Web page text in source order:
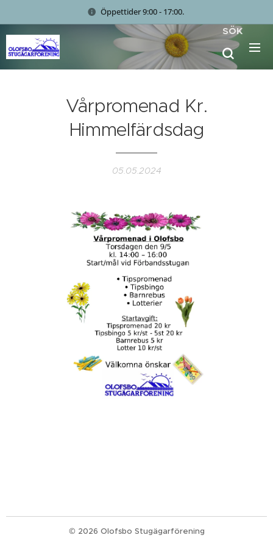
Öppettider 9:00 - 17:00.
SÖK
Vårpromenad Kr.
Himmelfärdsdag
05.05.2024
© 2026 Olofsbo Stugägarförening